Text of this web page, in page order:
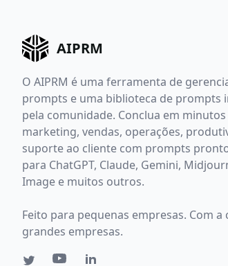
AIPRM
O AIPRM é uma ferramenta de
prompts e uma biblioteca de prompts
pela comunidade. Conclua em
marketing, vendas, operações,
suporte ao cliente com prompts
para ChatGPT, Claude, Gemini,
Image e muitos outros.
Feito para pequenas empresas. Com a
grandes empresas.